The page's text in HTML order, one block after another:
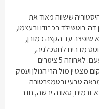
ששווה מאוד את
דה-רוטשילד בכבודו ובעצמו,
שופצה עד הקצה כמובן,
מדהים לנוסטלגיה,
לאחוזה 5
צימרים
מצטיין מול הרי הגולן ועמק
טבעי ובטמפרטורה
ספא זרמים, סאונה יבשה, חדר